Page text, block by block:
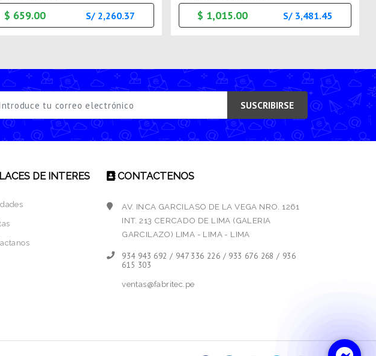
$ 659.00 S/ 2,260.37 $ 1,015.00 S/ 3,481.45
SUSCRIBIRSE
DE INTERES CONTACTENOS
AV. INCA GARCILASO DE LA VEGA NRO. 1261
INT. 213 CERCADO DE LIMA (GALERIA
GARCILAZO) LIMA - LIMA - LIMA
934 943 692 / 947 336 226 / 933 676 268 / 936
615 303
ventas@fabritec.pe